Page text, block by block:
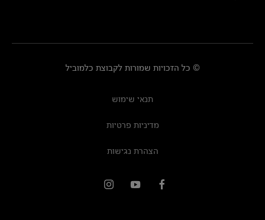
© כל הזכויות שמורות לקבוצת כלמוביל
תנאי שימוש
מדיניות פרטיות
הצהרת נגישות